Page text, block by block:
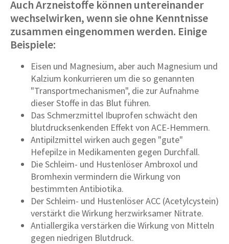
Auch Arzneistoffe können untereinander
wechselwirken, wenn sie ohne Kenntnisse
zusammen eingenommen werden. Einige
Beispiele:
Eisen und Magnesium, aber auch Magnesium und
Kalzium konkurrieren um die so genannten
"Transportmechanismen", die zur Aufnahme
dieser Stoffe in das Blut führen.
Das Schmerzmittel Ibuprofen schwächt den
blutdrucksenkenden Effekt von ACE-Hemmern.
Antipilzmittel wirken auch gegen "gute"
Hefepilze in Medikamenten gegen Durchfall.
Die Schleim- und Hustenlöser Ambroxol und
Bromhexin vermindern die Wirkung von
bestimmten Antibiotika.
Der Schleim- und Hustenlöser ACC (Acetylcystein)
verstärkt die Wirkung herzwirksamer Nitrate.
Antiallergika verstärken die Wirkung von Mitteln
gegen niedrigen Blutdruck.